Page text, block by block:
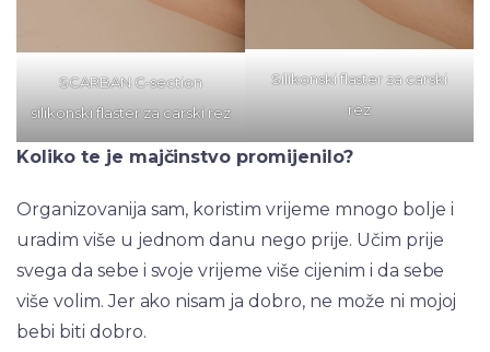
SCARBAN C-section
silikonski flaster za carski rez
Silikonski flaster za carski
rez
Koliko te je majčinstvo promijenilo?
Organizovanija sam, koristim vrijeme mnogo bolje i
uradim više u jednom danu nego prije. Učim prije
svega da sebe i svoje vrijeme više cijenim i da sebe
više volim. Jer ako nisam ja dobro, ne može ni mojoj
bebi biti dobro.